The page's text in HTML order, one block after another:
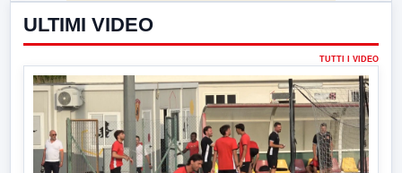
ULTIMI VIDEO
TUTTI I VIDEO